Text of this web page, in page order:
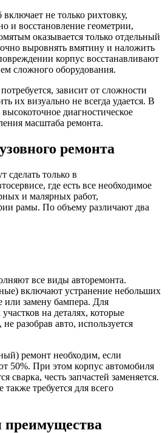
не только рихтовку,
и восстановление геометрии,
оказывается только отдельный
выровнять вмятину и наложить
корпус восстанавливают
сложного оборудования.
зависит от сложности
их визуально не всегда удается. В
высокоточное диагностическое
масштаба ремонта.
ремонта
сделать только в
где есть все необходимое
и малярных работ,
рамы. По объему различают два
все виды авторемонта.
включают устранение небольших
или замену бампера. Для
на деталях, которые
разобрав авто, используется
ремонт необходим, если
50%. При этом корпус автомобиля
сварка, честь запчастей заменяется.
требуется для всего